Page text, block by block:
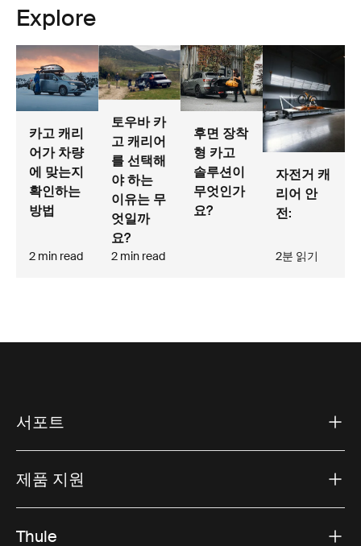
Explore
카고 캐리
어가 차량
에 맞는지
확인하는
방법
2 min read
토우바 카
고 캐리어
를 선택해
야 하는
이유는 무
엇일까
요?
2 min read
후면 장착
형 카고
솔루션이
무엇인가
요?
자전거 캐
리어 안
전:
2분 읽기
서포트
제품 지원
Thule